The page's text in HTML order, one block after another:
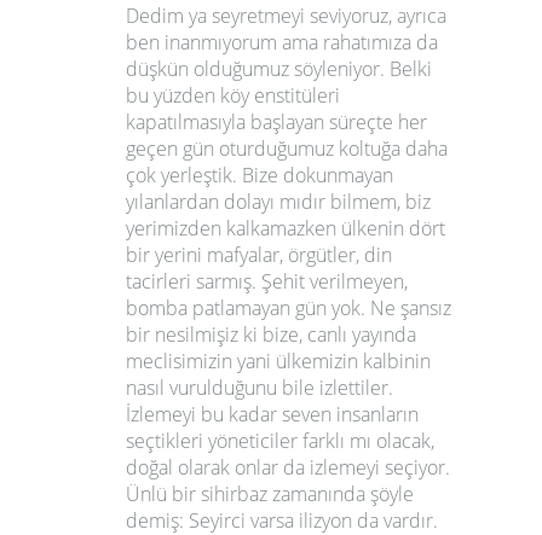
Dedim ya seyretmeyi seviyoruz, ayrıca
ben inanmıyorum ama rahatımıza da
düşkün olduğumuz söyleniyor. Belki
bu yüzden köy enstitüleri
kapatılmasıyla başlayan süreçte her
geçen gün oturduğumuz koltuğa daha
çok yerleştik. Bize dokunmayan
yılanlardan dolayı mıdır bilmem, biz
yerimizden kalkamazken ülkenin dört
bir yerini mafyalar, örgütler, din
tacirleri sarmış. Şehit verilmeyen,
bomba patlamayan gün yok. Ne şansız
bir nesilmişiz ki bize, canlı yayında
meclisimizin yani ülkemizin kalbinin
nasıl vurulduğunu bile izlettiler.
İzlemeyi bu kadar seven insanların
seçtikleri yöneticiler farklı mı olacak,
doğal olarak onlar da izlemeyi seçiyor.
Ünlü bir sihirbaz zamanında şöyle
demiş: Seyirci varsa ilizyon da vardır.